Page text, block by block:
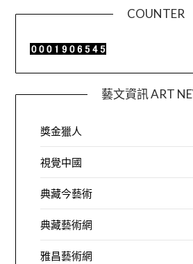
COUNTER
藝文資訊 ART
獎金獵人
視覺中國
典藏今藝術
典藏藝術網
雅昌藝術網